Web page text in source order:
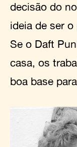
decisão do
ideia de ser
Se o Daft
casa, os
boa base